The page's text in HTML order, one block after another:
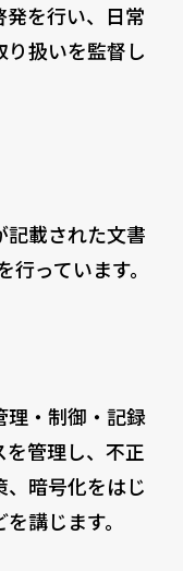
を行い、日常
扱いを監督し
載された文書
っています。
・制御・記録
管理し、不正
暗号化をはじ
講じます。